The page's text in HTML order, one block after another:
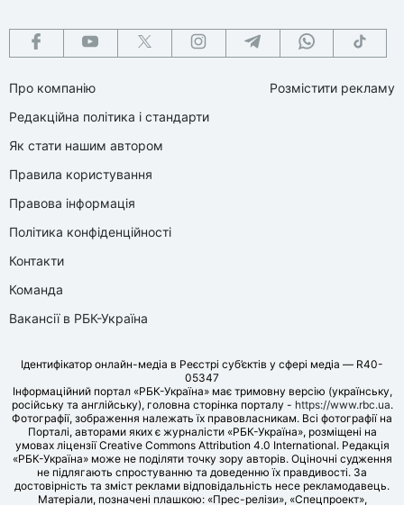
Про компанію
Редакційна політика і стандарти
Як стати нашим автором
Правила користування
Правова інформація
Політика конфіденційності
Контакти
Команда
Вакансії в РБК-Україна
Розмістити рекламу
Ідентифікатор онлайн-медіа в Реєстрі суб’єктів у сфері медіа — R40-
05347
Інформаційний портал «РБК-Україна» має тримовну версію (українську,
російську та англійську), головна сторінка порталу - https://www.rbc.ua.
Фотографії, зображення належать їх правовласникам. Всі фотографії на
Порталі, авторами яких є журналісти «РБК-Україна», розміщені на
умовах ліцензії Creative Commons Attribution 4.0 International. Редакція
«РБК-Україна» може не поділяти точку зору авторів. Оціночні судження
не підлягають спростуванню та доведенню їх правдивості. За
достовірність та зміст реклами відповідальність несе рекламодавець.
Матеріали, позначені плашкою: «Прес-релізи», «Спецпроект»,